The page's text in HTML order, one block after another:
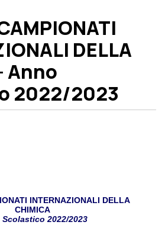
DELLA
Anno
2022/2023
INTERNAZIONALI DELLA
CHIMICA
2022/2023